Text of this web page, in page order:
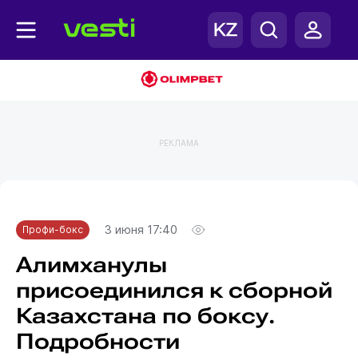
РЕКЛАМА
Профи-бокс 3 июня 17:40
Алимханулы
присоединился к сборной
Казахстана по боксу.
Подробности